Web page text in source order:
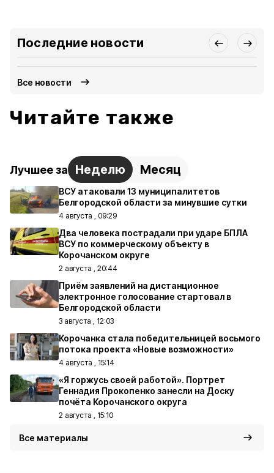
Последние новости
Все новости
Читайте также
Лучшее за Неделю Месяц
ВСУ атаковали 13 муниципалитетов
Белгородской области за минувшие сутки
4 августа , 09:29
Два человека пострадали при ударе БПЛА
ВСУ по коммерческому объекту в
Корочанском округе
2 августа , 20:44
Приём заявлений на дистанционное
электронное голосование стартовал в
Белгородской области
3 августа , 12:03
Корочанка стала победительницей восьмого
потока проекта «Новые возможности»
4 августа , 15:14
«Я горжусь своей работой». Портрет
Геннадия Прокопенко занесли на Доску
почёта Корочанского округа
2 августа , 15:10
Все материалы